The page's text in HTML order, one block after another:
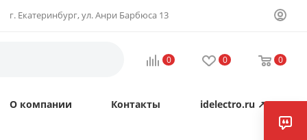
г. Екатеринбург, ул. Анри Барбюса 13
0 0 0
О компании Контакты idelectro.ru ↗